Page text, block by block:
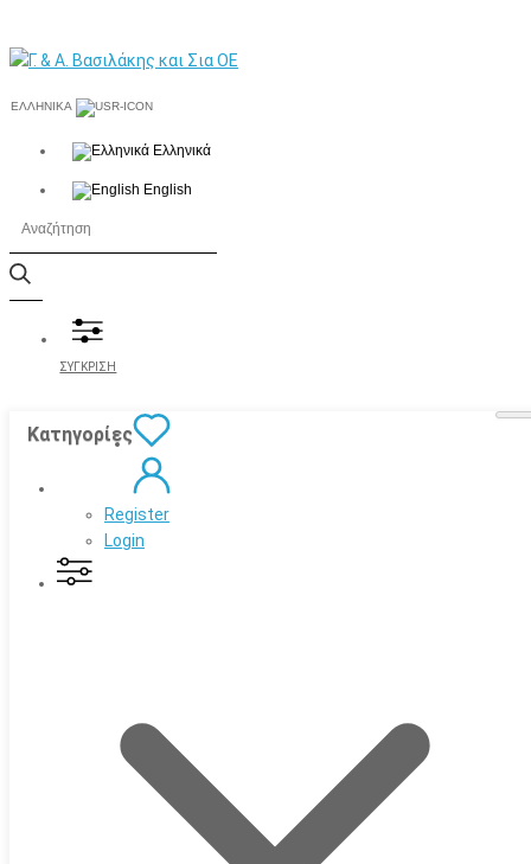
ΕΛΛΗΝΙΚΆ
Ελληνικά
English
ΣΥΓΚΡΙΣΗ
Κατηγορίες
Register
Login